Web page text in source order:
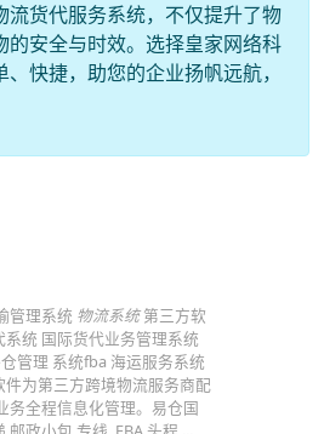
流货代服务系统，不仅提升了物
的安全与时效。选择皇家网络科
快捷，助您的企业扬帆远航，
管理系统 物流系统第三方软
统 国际货代业务管理系统
管理 系统fba 海运服务系统
为第三方跨境物流服务商配
务全程信息化管理。易仓国